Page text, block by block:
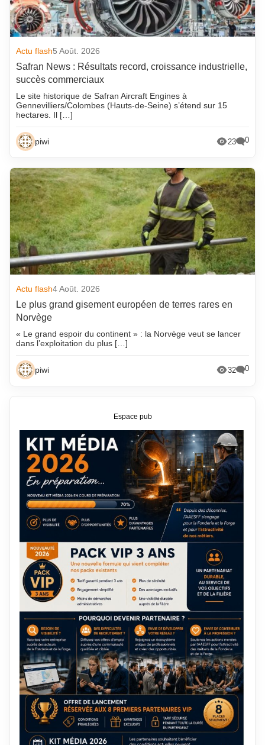
Actu flash5 Août. 2026
Safran News : Résultats record, croissance industrielle,
succès commerciaux
Le site historique de Safran Aircraft Engines à
Gennevilliers/Colombes (Hauts-de-Seine) s’étend sur 15
hectares. Il […]
piwi 23 0
Actu flash4 Août. 2026
Le plus grand gisement européen de terres rares en
Norvège
« Le grand espoir du continent » : la Norvège veut se lancer
dans l’exploitation du plus […]
piwi 32 0
Espace pub